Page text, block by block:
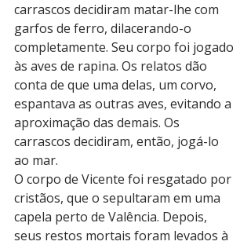
carrascos decidiram matar-lhe com
garfos de ferro, dilacerando-o
completamente. Seu corpo foi jogado
às aves de rapina. Os relatos dão
conta de que uma delas, um corvo,
espantava as outras aves, evitando a
aproximação das demais. Os
carrascos decidiram, então, jogá-lo
ao mar.
O corpo de Vicente foi resgatado por
cristãos, que o sepultaram em uma
capela perto de Valência. Depois,
seus restos mortais foram levados à